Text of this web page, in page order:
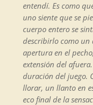
entendí. Es como
uno siente que se
cuerpo entero se
describirlo como un
apertura en el
extensión del
duración del juego.
llorar, un llanto en
eco final de la